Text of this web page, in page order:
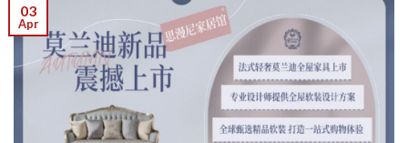
03
Apr